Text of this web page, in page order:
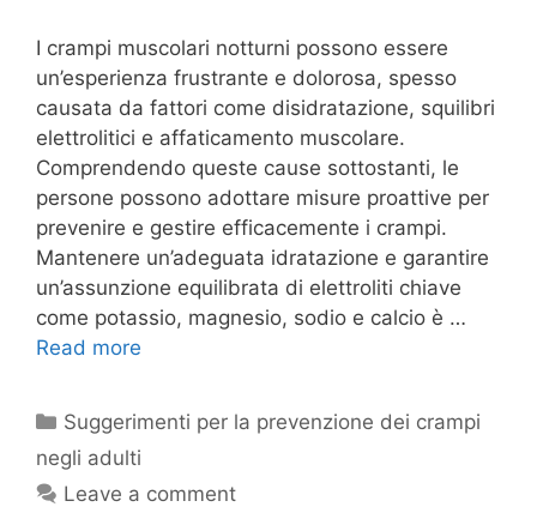
I crampi muscolari notturni possono essere
un’esperienza frustrante e dolorosa, spesso
causata da fattori come disidratazione, squilibri
elettrolitici e affaticamento muscolare.
Comprendendo queste cause sottostanti, le
persone possono adottare misure proattive per
prevenire e gestire efficacemente i crampi.
Mantenere un’adeguata idratazione e garantire
un’assunzione equilibrata di elettroliti chiave
come potassio, magnesio, sodio e calcio è …
Read more
Categories
Suggerimenti per la prevenzione dei crampi
negli adulti
Leave a comment